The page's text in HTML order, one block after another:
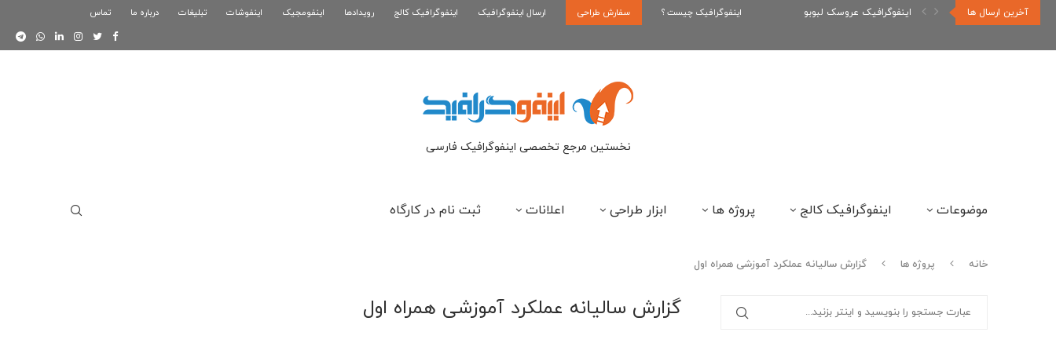
آخرین ارسال ها اینفوگرافیک عروسک لبوبو اینفوگرافیک رپر های فارسی نسل... اینفوگرافیک بازی کلش رویال اینفوگرافیک چیست ؟ سفارش طراحی ارسال اینفوگرافیک اینفوگرافیک کالج رویدادها اینفومجیک اینفوشات تبلیغات درباره ما تماس
نخستین مرجع تخصصی اینفوگرافیک فارسی
موضوعات اینفوگرافیک کالج پروژه ها ابزار طراحی اعلانات ثبت نام در کارگاه
خانه پروژه ها گزارش سالیانه عملکرد آموزشی همراه اول
گزارش سالیانه عملکرد آموزشی همراه اول